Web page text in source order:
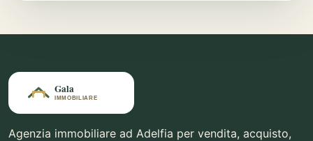
Agenzia immobiliare ad Adelfia per vendita, acquisto,